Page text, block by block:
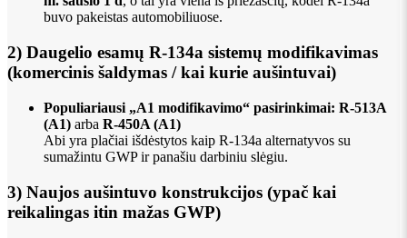
buvo pakeistas automobiliuose.
2) Daugelio esamų R-134a sistemų modifikavimas
(komercinis šaldymas / kai kurie aušintuvai)
Populiariausi „A1 modifikavimo“ pasirinkimai: R-513A
(A1) arba R-450A (A1)
Abi yra plačiai išdėstytos kaip R-134a alternatyvos su
sumažintu GWP ir panašiu darbiniu slėgiu.
3) Naujos aušintuvo konstrukcijos (ypač kai
reikalingas itin mažas GWP)